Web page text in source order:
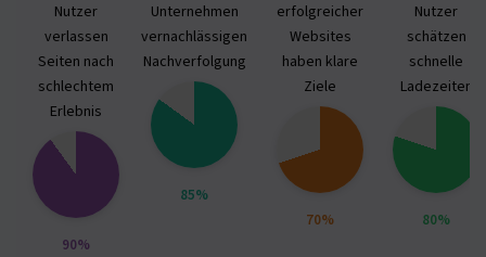
Nutzer
verlassen
Seiten nach
schlechtem
Erlebnis
90%
Unternehmen
vernachlässigen
Nachverfolgung
85%
erfolgreicher
Websites
haben klare
Ziele
70%
Nutzer
schätzen
schnelle
Ladezeiten
80%